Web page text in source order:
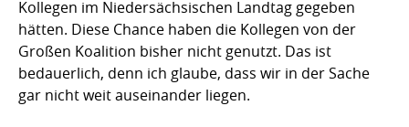
Kollegen im Niedersächsischen Landtag gegeben
hätten. Diese Chance haben die Kollegen von der
Großen Koalition bisher nicht genutzt. Das ist
bedauerlich, denn ich glaube, dass wir in der Sache
gar nicht weit auseinander liegen.